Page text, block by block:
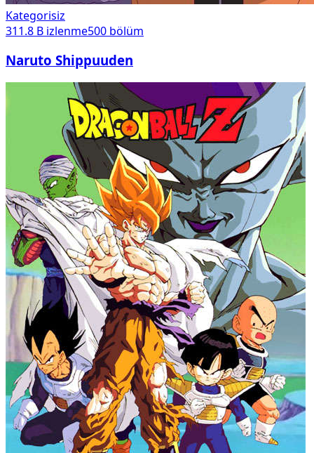
Kategorisiz
311.8 B izlenme500 bölüm
Naruto Shippuuden